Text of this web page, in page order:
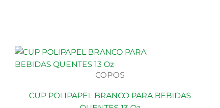
COPOS
CUP POLIPAPEL BRANCO PARA BEBIDAS